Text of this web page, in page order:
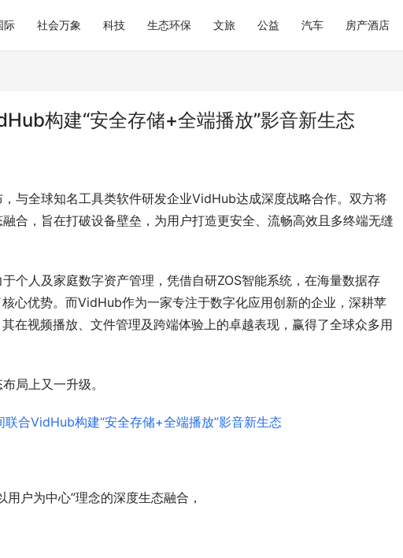
际 社会万象 科技 生态环保 文旅 公益 汽车 房产酒店
构建“安全存储+全端播放”影音新生态
与全球知名工具类软件研发企业VidHub达成深度战略合作。双方将
合，旨在打破设备壁垒，为用户打造更安全、流畅高效且多终端无缝
个人及家庭数字资产管理，凭借自研ZOS智能系统，在海量数据存
心优势。而VidHub作为一家专注于数字化应用创新的企业，深耕苹
在视频播放、文件管理及跨端体验上的卓越表现，赢得了全球众多用
局上又一升级。
户为中心”理念的深度生态融合，